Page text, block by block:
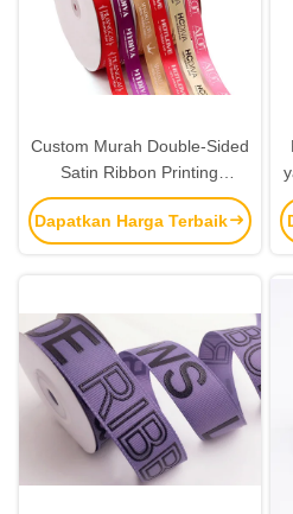
Custom Murah Double-Sided
Satin Ribbon Printing
Premium Ribbons Untuk
Pembungkus Hadiah
Dapatkan Harga Terbaik